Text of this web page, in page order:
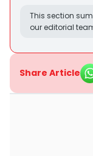
This section
our editorial
Share Article